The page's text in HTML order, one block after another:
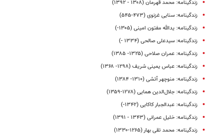
زندگینامه: محمد قهرمان (۱۳۰۸ - ۱۳۹۲)
زندگینامه: سنایی غزنوی (۴۷۳-۵۴۵)
زندگینامه: یدالله مفتون امینی (۱۳۰۵-)
زندگینامه: سیدعلی صالحی (۱۳۳۴ -)
زندگینامه: عمران صلاحی (۱۳۲۵- ۱۳۸۵)
زندگینامه: عباس یمینی شریف (۱۲۹۸- ۱۳۶۸)
زندگینامه: منوچهر آتشی (۱۳۱۰- ۱۳۸۴)
زندگینامه: جلال‌الدین همایی (۱۲۷۸-۱۳۵۹)
زندگینامه: عبدالجبار کاکایی (۱۳۴۲-)
زندگینامه: خلیل عمرانی (۱۳۴۳ - ۱۳۹۱)
زندگینامه: محمد تقی بهار (۱۲۶۵-۱۳۳۰)